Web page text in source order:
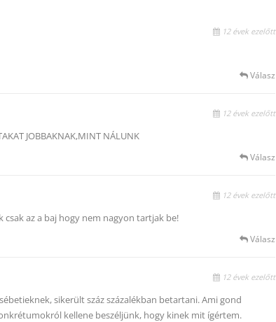
12 évek ezelőtt
Válasz
12 évek ezelőtt
JOBBAKNAK,MINT NÁLUNK
Válasz
12 évek ezelőtt
az a baj hogy nem nagyon tartjak be!
Válasz
12 évek ezelőtt
sikerült száz százalékban betartani. Ami gond
kellene beszéljünk, hogy kinek mit ígértem.